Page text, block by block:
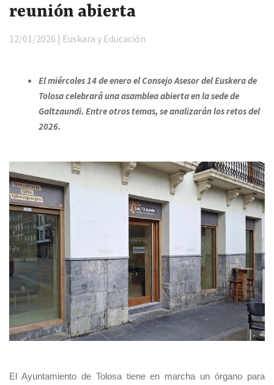
reunión abierta
12/01/2026 | Euskara y Educación
El miércoles 14 de enero el Consejo Asesor del Euskera de
Tolosa celebrará una asamblea abierta en la sede de
Galtzaundi. Entre otros temas, se analizarán los retos del
2026.
El Ayuntamiento de Tolosa tiene en marcha un órgano para